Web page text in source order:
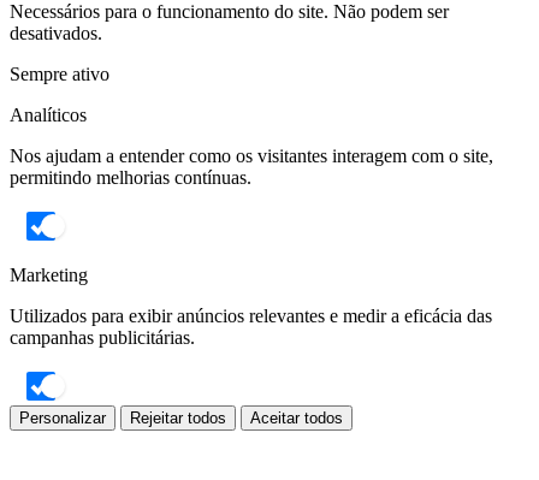
Necessários para o funcionamento do site. Não podem ser
desativados.
Sempre ativo
Analíticos
Nos ajudam a entender como os visitantes interagem com o site,
permitindo melhorias contínuas.
Marketing
Utilizados para exibir anúncios relevantes e medir a eficácia das
campanhas publicitárias.
Personalizar Rejeitar todos Aceitar todos